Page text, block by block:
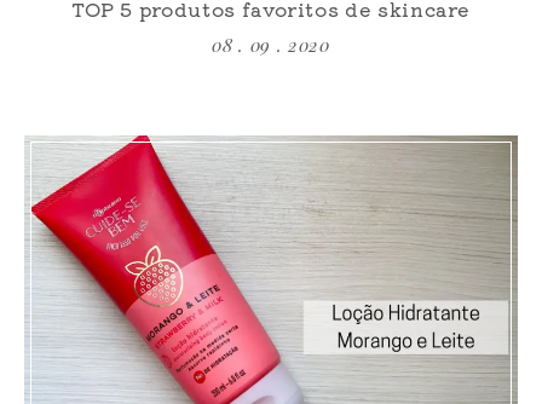
TOP 5 produtos favoritos de skincare
08 . 09 . 2020